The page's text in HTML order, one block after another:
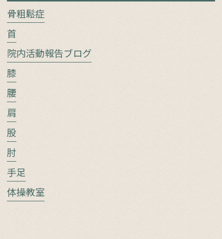
骨粗鬆症
首
院内活動報告ブログ
膝
腰
肩
股
肘
手足
体操教室